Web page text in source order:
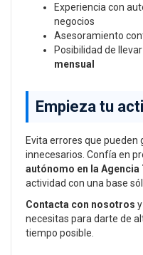
Experiencia con
negocios
Asesoramiento
Posibilidad de
mensual
Empieza tu
Evita errores que pueden
innecesarios. Confía en
autónomo en la
actividad con una base
Contacta con nosotros
necesitas para darte de
tiempo posible.